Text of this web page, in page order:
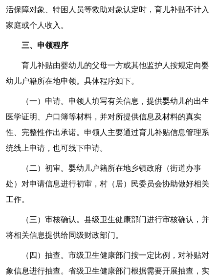
活保障对象、特困人员等救助对象认定时，育儿补贴不计入
家庭或个人收入。
三、申领程序
育儿补贴由婴幼儿的父母一方或其他监护人按规定向婴
幼儿户籍所在地申领。具体程序如下。
（一）申请。申领人填写有关信息，提供婴幼儿的出生
医学证明、户口簿等材料，并对所提供信息及材料的真实
性、完整性作出承诺。申领人主要通过育儿补贴信息管理系
统线上申请，也可线下申请。
（二）初审。婴幼儿户籍所在地乡镇政府（街道办事
处）对申请信息进行初审，村（居）民委员会协助做好相关
工作。
（三）审核确认。县级卫生健康部门进行审核确认，并
将相关信息提供给同级财政部门。
（四）抽查。市级卫生健康部门按一定比例，对补贴对
象信息进行抽查。省级卫生健康部门根据需要开展抽查，实